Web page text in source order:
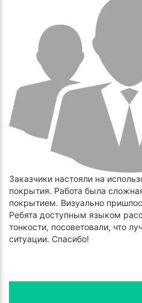
Заказчики настояли на
покрытия. Работа была
покрытием. Визуально
Ребята доступным языком
тонкости, посоветовали, что
ситуации. Спасибо!